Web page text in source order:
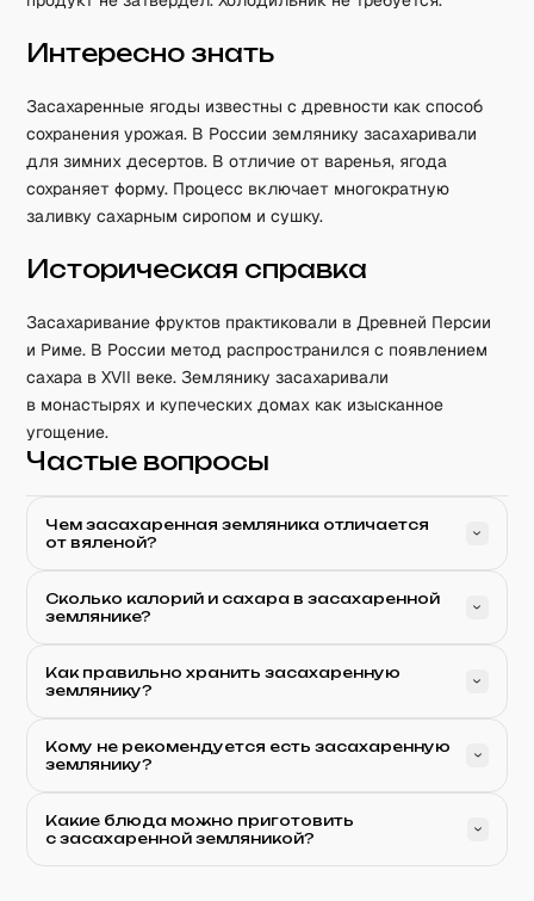
Интересно знать
Засахаренные ягоды известны с древности как способ
сохранения урожая. В России землянику засахаривали
для зимних десертов. В отличие от варенья, ягода
сохраняет форму. Процесс включает многократную
заливку сахарным сиропом и сушку.
Историческая справка
Засахаривание фруктов практиковали в Древней Персии
и Риме. В России метод распространился с появлением
сахара в XVII веке. Землянику засахаривали
в монастырях и купеческих домах как изысканное
угощение.
Частые вопросы
Чем засахаренная земляника отличается
от вяленой?
Сколько калорий и сахара в засахаренной
землянике?
Как правильно хранить засахаренную
землянику?
Кому не рекомендуется есть засахаренную
землянику?
Какие блюда можно приготовить
с засахаренной земляникой?